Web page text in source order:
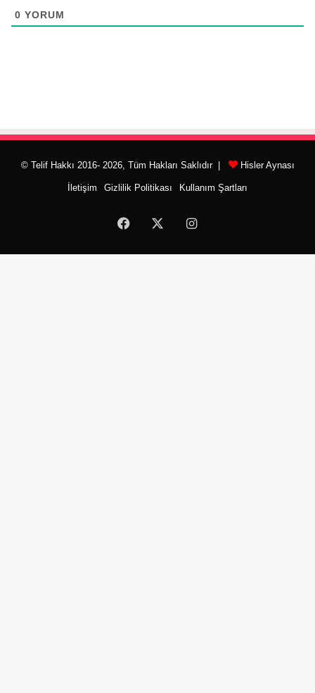
0 YORUM
© Telif Hakkı 2016- 2026, Tüm Hakları Saklıdır | Hisler Aynası
İletişim Gizlilik Politikası Kullanım Şartları
Facebook Instagram